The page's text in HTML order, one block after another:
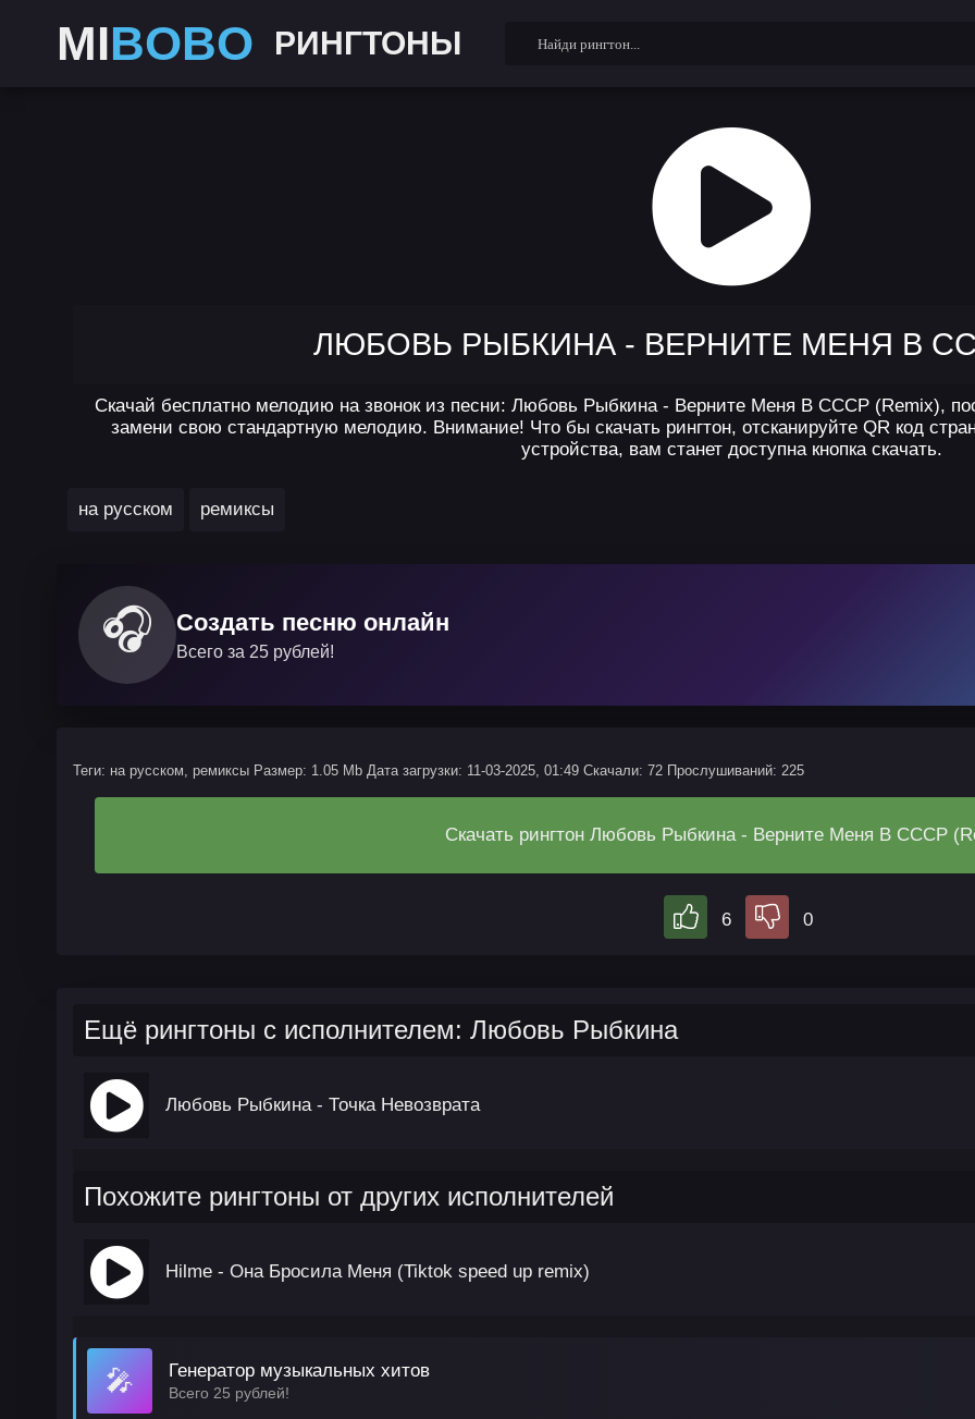
MIBOBO РИНГТОНЫ
ЛЮБОВЬ РЫБКИНА - ВЕРНИТЕ МЕНЯ В
Скачай бесплатно мелодию на звонок из песни: Любовь Рыбкина - Верните Меня В СССР (Remix),
замени свою стандартную мелодию. Внимание! Что бы скачать рингтон, отсканируйте QR код
устройства, вам станет доступна кнопка скачать.
на русском
ремиксы
🎧 Создать песню онлайн
Всего за 25 рублей!
Теги: на русском, ремиксы Размер: 1.05 Mb Дата загрузки: 11-03-2025, 01:49 Скачали: 72 Прослушиваний: 225
Скачать рингтон Любовь Рыбкина - Верните Меня В СССР
6 0
Ещё рингтоны с исполнителем: Любовь Рыбкина
Любовь Рыбкина - Точка Невозврата
Похожите рингтоны от других исполнителей
Hilme - Она Бросила Меня (Tiktok speed up remix)
🎤 Генератор музыкальных хитов
Всего 25 рублей!